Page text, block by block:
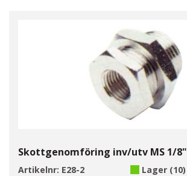
Skottgenomföring inv/utv MS 1/8"
Artikelnr: E28-2
Lager (10)